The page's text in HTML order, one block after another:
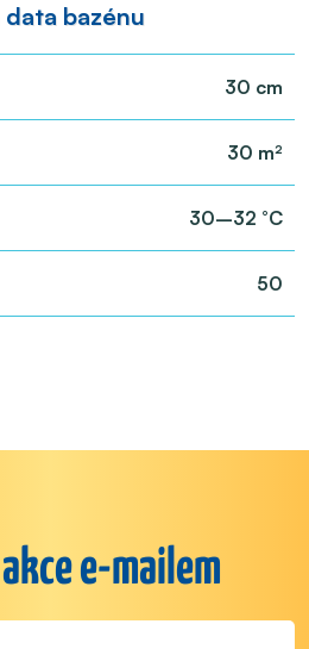
bazénu
30 cm
30 m²
30–32 °C
50
e-mailem